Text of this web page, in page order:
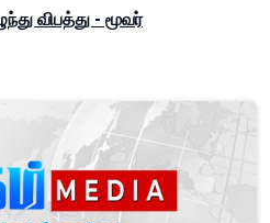
விபத்து - மூவர்